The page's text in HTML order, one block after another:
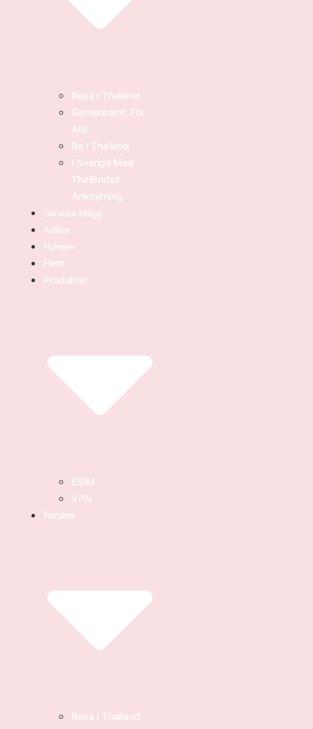
Resa I Thailand
Gemensamt, För
Alla
Bo I Thailand
I Sverige Med
Thailändsk
Anknytning
Senaste inlägg
Artiklar
Nyheter
Hem
Produkter
ESIM
VPN
Forums
Resa I Thailand